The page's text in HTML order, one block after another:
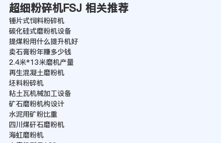
超细粉碎机FSJ 相关推荐
锤片式饲料粉碎机
碳化硅式磨粉机设备
提煤粉用什么提升机好
卖石膏粉年赚多少钱
2.4米*13米磨机产量
再生混凝土磨粉机
坯料粉碎机
粘土瓦机械加工设备
矿石磨粉机构设计
水泥用矿粉比重
四川煤矸石磨粉机
海虹磨粉机